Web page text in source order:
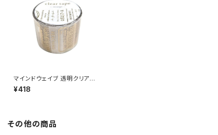
マインドウェイブ 透明クリアテ
¥418
その他の商品